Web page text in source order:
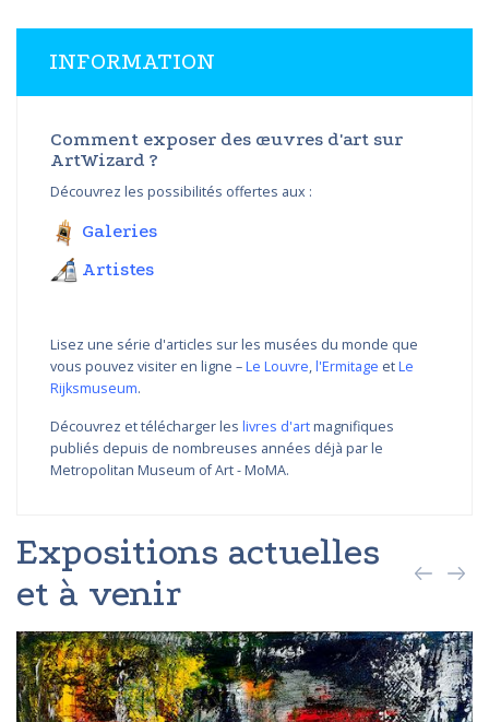
INFORMATION
Comment exposer des œuvres d'art sur
ArtWizard ?
Découvrez les possibilités offertes aux :
Galeries
Artistes
Lisez une série d'articles sur les musées du monde que
vous pouvez visiter en ligne –Le Louvre,l'Ermitage etLe
Rijksmuseum.
Découvrez et télécharger les livres d'artmagnifiques
publiés depuis de nombreuses années déjà par le
Metropolitan Museum of Art - MoMA.
Expositions actuelles
et à venir